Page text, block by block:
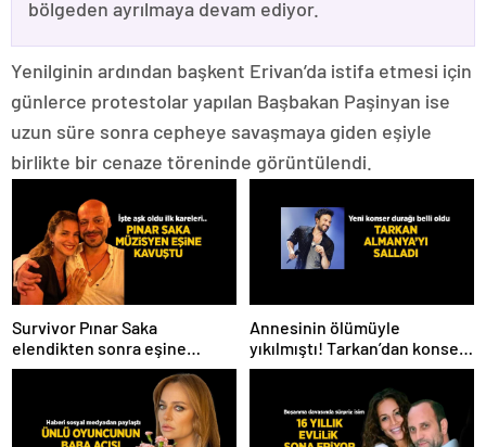
bölgeden ayrılmaya devam ediyor.
Yenilginin ardından başkent Erivan’da istifa etmesi için
günlerce protestolar yapılan Başbakan Paşinyan ise
uzun süre sonra cepheye savaşmaya giden eşiyle
birlikte bir cenaze töreninde görüntülendi.
Survivor Pınar Saka
elendikten sonra eşine
kavuştu! Aşk dolu fotoğrafını
Instagram’dan paylaştı
Annesinin ölümüyle
yıkılmıştı! Tarkan’dan konser
paylaşımı